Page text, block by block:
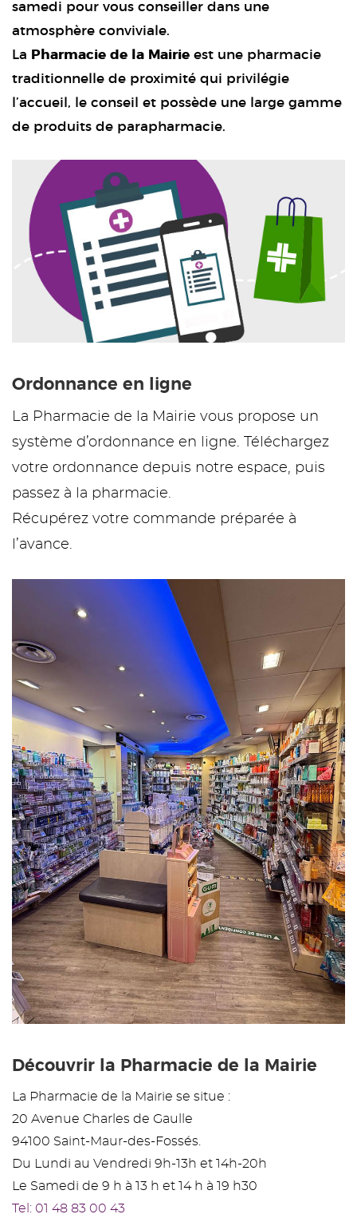
samedi pour vous conseiller dans une
atmosphère conviviale.
La
Pharmacie de la Mairie est une pharmacie
traditionnelle de proximité qui privilégie
l’accueil, le conseil et possède une large gamme
de produits de parapharmacie.
Ordonnance en ligne
La Pharmacie de la Mairie vous propose un
système d’ordonnance en ligne. Téléchargez
votre ordonnance depuis notre espace, puis
passez à la pharmacie.
Récupérez votre commande préparée à
l’avance.
Découvrir la Pharmacie de la Mairie
La Pharmacie de la Mairie se situe :
20 Avenue Charles de Gaulle
94100 Saint-Maur-des-Fossés.
Du Lundi au Vendredi 9h-13h et 14h-20h
Le Samedi de 9 h à 13 h et 14 h à 19 h30
Tel: 01 48 83 00 43